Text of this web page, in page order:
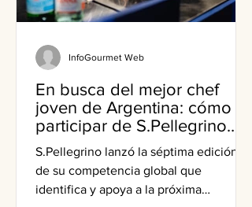
En busca del mejor chef
joven de Argentina: cómo
participar de S.Pellegrino
Young Chef Academy
S.Pellegrino lanzó la séptima edición
de su competencia global que
identifica y apoya a la próxima
InfoGourmet Web